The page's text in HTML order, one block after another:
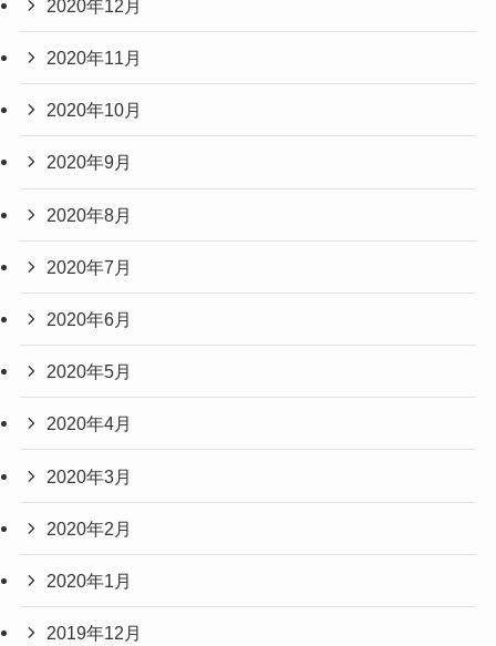
2020年12月
2020年11月
2020年10月
2020年9月
2020年8月
2020年7月
2020年6月
2020年5月
2020年4月
2020年3月
2020年2月
2020年1月
2019年12月